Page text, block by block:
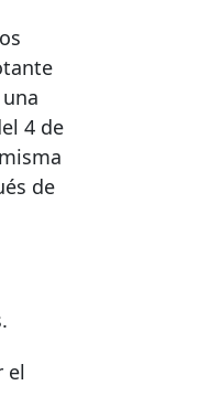
4 de
de
el